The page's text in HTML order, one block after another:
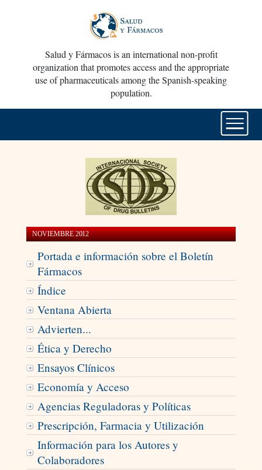
Salud y Fármacos is an international non-profit
organization that promotes access and the appropriate
use of pharmaceuticals among the Spanish-speaking
population.
NOVIEMBRE 2012
Portada e información sobre el Boletín
Fármacos
Índice
Ventana Abierta
Advierten...
Ética y Derecho
Ensayos Clínicos
Economía y Acceso
Agencias Reguladoras y Políticas
Prescripción, Farmacia y Utilización
Información para los Autores y
Colaboradores